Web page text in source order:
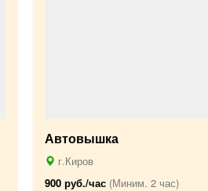
Автовышка
г.Киров
900 руб./час (Миним. 2 час)